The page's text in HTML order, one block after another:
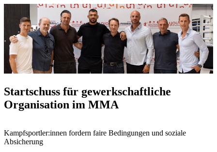
Startschuss für gewerkschaftliche
Organisation im MMA
Kampfsportler:innen fordern faire Bedingungen und soziale
Absicherung